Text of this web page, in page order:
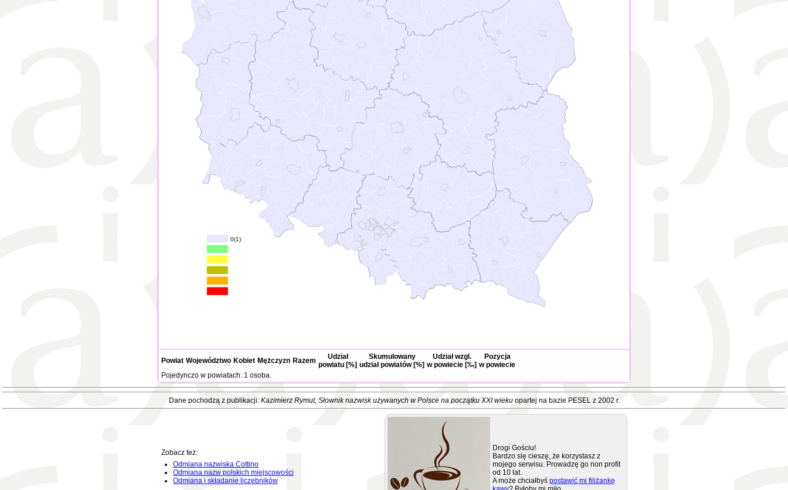
0(1)
Powiat Województwo Kobiet Mężczyzn Razem
Udział
powiatu [%]
Skumulowany
udział powiatów [%]
Udział wzgl.
w powiecie [‰]
Pozycja
w powiecie
Pojedynczo w powiatach: 1 osoba.
Dane pochodzą z publikacji: Kazimierz Rymut, Słownik nazwisk używanych w Polsce na początku XXI wiekuopartej na bazie PESEL z 2002 r.
Zobacz też:
Odmiana nazwiska Cottino
Odmiana nazw polskich miejscowości
Odmiana i składanie liczebników
Drogi Gościu!
Bardzo się cieszę, że korzystasz z
mojego serwisu. Prowadzę go non profit
od 10 lat.
A może chciałbyś postawić mi filiżankę